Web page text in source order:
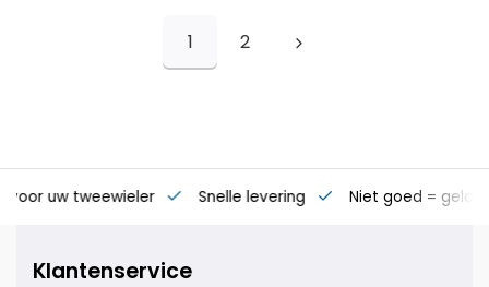
1 2
voor uw tweewieler Snelle levering Niet goed = geld
Klantenservice